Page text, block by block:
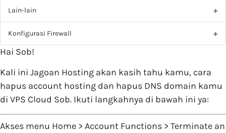
Lain-lain
Konfigurasi Firewall
Hai Sob!
Kali ini Jagoan Hosting akan kasih tahu kamu, cara
hapus account hosting dan hapus DNS domain kamu
di VPS Cloud Sob. Ikuti langkahnya di bawah ini ya:
Akses menu Home > Account Functions > Terminate an